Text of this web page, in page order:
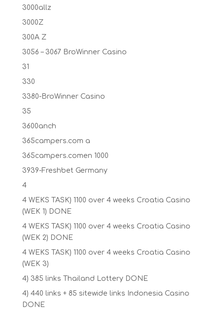
3000allz
3000Z
300A Z
3056 – 3067 BroWinner Casino
31
330
3380-BroWinner Casino
35
3600anch
365campers.com a
365campers.comen 1000
3939-Freshbet Germany
4
4 WEKS TASK) 1100 over 4 weeks Croatia Casino
(WEK 1) DONE
4 WEKS TASK) 1100 over 4 weeks Croatia Casino
(WEK 2) DONE
4 WEKS TASK) 1100 over 4 weeks Croatia Casino
(WEK 3)
4) 385 links Thailand Lottery DONE
4) 440 links + 85 sitewide links Indonesia Casino
DONE